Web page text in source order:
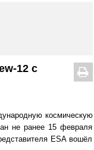
12 с
космическую
не ранее 15 февраля
ESA вошёл